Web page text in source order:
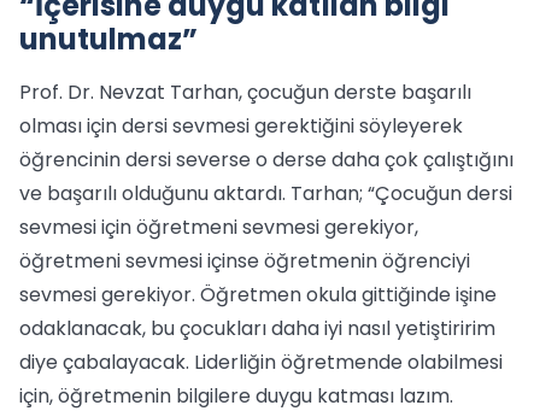
unutulmaz”
Prof. Dr. Nevzat Tarhan, çocuğun derste başarılı
olması için dersi sevmesi gerektiğini söyleyerek
öğrencinin dersi severse o derse daha çok çalıştığını
ve başarılı olduğunu aktardı. Tarhan; “Çocuğun dersi
sevmesi için öğretmeni sevmesi gerekiyor,
öğretmeni sevmesi içinse öğretmenin öğrenciyi
sevmesi gerekiyor. Öğretmen okula gittiğinde işine
odaklanacak, bu çocukları daha iyi nasıl yetiştiririm
diye çabalayacak. Liderliğin öğretmende olabilmesi
için, öğretmenin bilgilere duygu katması lazım.